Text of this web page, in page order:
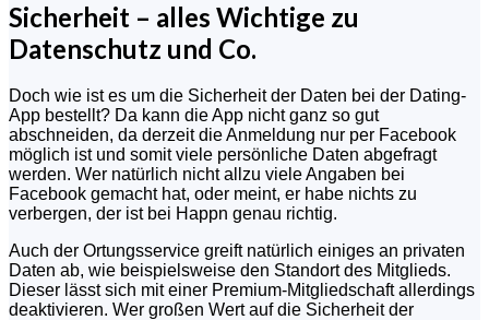
Sicherheit – alles Wichtige zu
Datenschutz und Co.
Doch wie ist es um die Sicherheit der Daten bei der Dating-
App bestellt? Da kann die App nicht ganz so gut
abschneiden, da derzeit die Anmeldung nur per Facebook
möglich ist und somit viele persönliche Daten abgefragt
werden. Wer natürlich nicht allzu viele Angaben bei
Facebook gemacht hat, oder meint, er habe nichts zu
verbergen, der ist bei Happn genau richtig.
Auch der Ortungsservice greift natürlich einiges an privaten
Daten ab, wie beispielsweise den Standort des Mitglieds.
Dieser lässt sich mit einer Premium-Mitgliedschaft allerdings
deaktivieren. Wer großen Wert auf die Sicherheit der